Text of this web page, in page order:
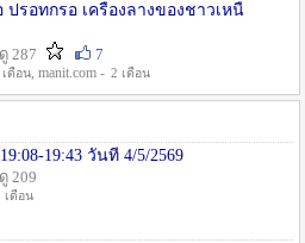
ปรอทกรอ เครื่องลางของชาวเหนื
287
7
เดือน, manit.com - 2 เดือน
19:43 วันที่ 4/5/2569
209
เดือน